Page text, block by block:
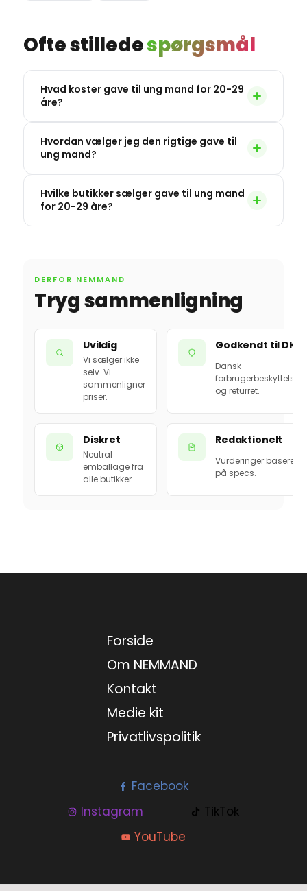
Ofte stilledespørgsmål
Hvad koster gave til ung mand for 20-29
åre?
Hvordan vælger jeg den rigtige gave til
ung mand?
Hvilke butikker sælger gave til ung mand
for 20-29 åre?
DERFOR NEMMAND
Tryg sammenligning
Uvildig
Vi sælger ikke
selv. Vi
sammenligner
priser.
Godkendt til DK
Dansk
forbrugerbeskyttelse
og returret.
Diskret
Neutral
emballage fra
alle butikker.
Redaktionelt
Vurderinger baseret
på specs.
Forside
Om NEMMAND
Kontakt
Medie kit
Privatlivspolitik
Facebook
Instagram
TikTok
YouTube